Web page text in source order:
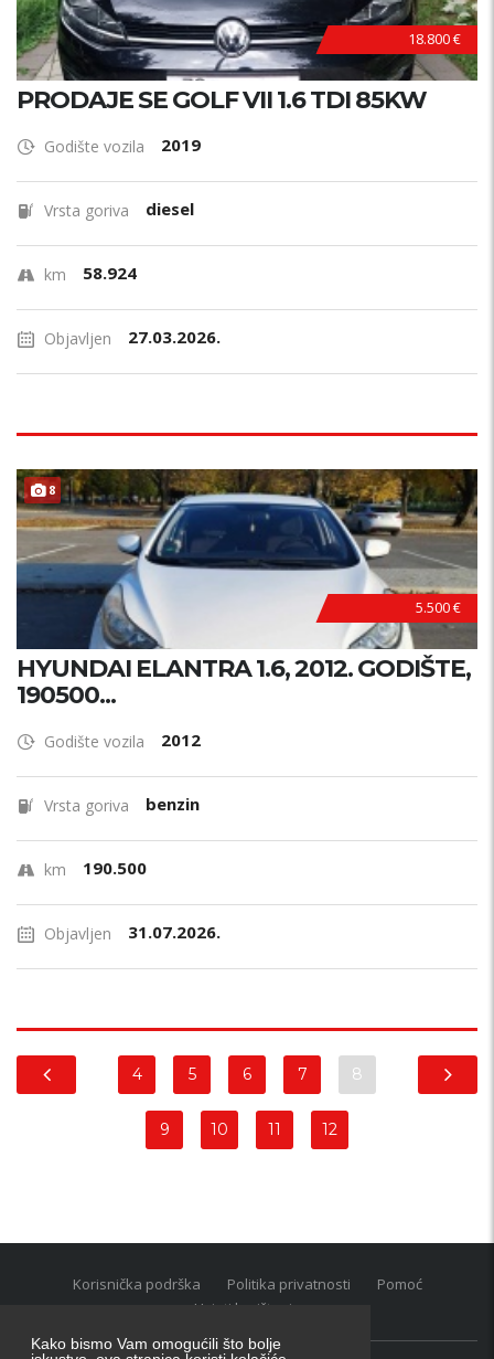
Kako bismo Vam omogućili što bolje
18.800 €
PRODAJE SE GOLF VII 1.6 TDI 85KW
Godište vozila 2019
Vrsta goriva diesel
km 58.924
Objavljen 27.03.2026.
8
5.500 €
HYUNDAI ELANTRA 1.6, 2012. GODIŠTE,
190500...
Godište vozila 2012
Vrsta goriva benzin
km 190.500
Objavljen 31.07.2026.
4 5 6 7 8
9 10 11 12
Korisnička podrška Politika privatnosti
Pomoć
Uvjeti korištenja